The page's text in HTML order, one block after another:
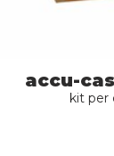
accu-
kit per